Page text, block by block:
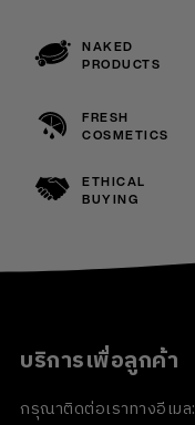
NAKED
PRODUCTS
FRESH
COSMETICS
ETHICAL
BUYING
บริการเพื่อลูกค้า
กรุณาติดต่อเราทางอีเมล: